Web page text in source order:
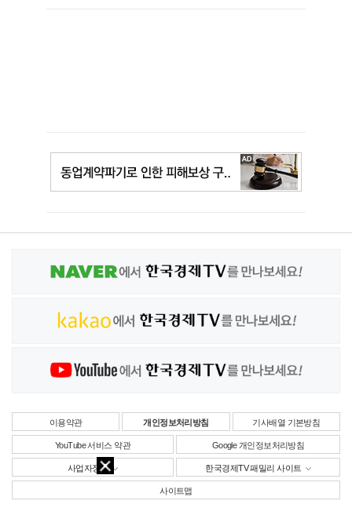
이용약관 개인정보처리방침 기사배열 기본방침
YouTube 서비스 약관 Google 개인정보처리방침
사업자정보 한국경제TV 패밀리 사이트
사이트맵